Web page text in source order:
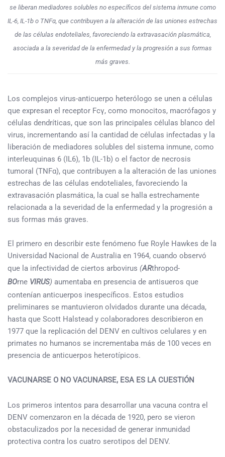
se liberan mediadores solubles no específicos del sistema inmune como
IL-6, IL-1b o TNFα, que contribuyen a la alteración de las uniones estrechas
de las células endoteliales, favoreciendo la extravasación plasmática,
asociada a la severidad de la enfermedad y la progresión a sus formas
más graves.
Los complejos virus-anticuerpo heterólogo se unen a células
que expresan el receptor Fcγ, como monocitos, macrófagos y
células dendríticas, que son las principales células blanco del
virus, incrementando así la cantidad de células infectadas y la
liberación de mediadores solubles del sistema inmune, como
interleuquinas 6 (IL6), 1b (IL-1b) o el factor de necrosis
tumoral (TNFα), que contribuyen a la alteración de las uniones
estrechas de las células endoteliales, favoreciendo la
extravasación plasmática, la cual se halla estrechamente
relacionada a la severidad de la enfermedad y la progresión a
sus formas más graves.
El primero en describir este fenómeno fue Royle Hawkes de la
Universidad Nacional de Australia en 1964, cuando observó
que la infectividad de ciertos arbovirus (ARthropod-
BOrne VIRUS) aumentaba en presencia de antisueros que
contenían anticuerpos inespecíficos. Estos estudios
preliminares se mantuvieron olvidados durante una década,
hasta que Scott Halstead y colaboradores describieron en
1977 que la replicación del DENV en cultivos celulares y en
primates no humanos se incrementaba más de 100 veces en
presencia de anticuerpos heterotípicos.
VACUNARSE O NO VACUNARSE, ESA ES LA CUESTIÓN
Los primeros intentos para desarrollar una vacuna contra el
DENV comenzaron en la década de 1920, pero se vieron
obstaculizados por la necesidad de generar inmunidad
protectiva contra los cuatro serotipos del DENV.